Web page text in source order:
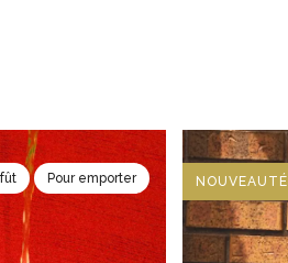
Pour emporter NOUVEAUTÉ